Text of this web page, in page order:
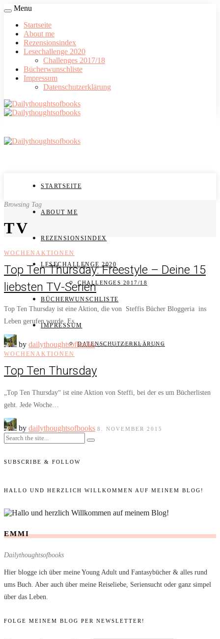
Menu
Startseite
About me
Rezensionsindex
Lesechallenge 2020
Challenges 2017/18
Bücherwunschliste
Impressum
Datenschutzerklärung
STARTSEITE
ABOUT ME
REZENSIONSINDEX
LESECHALLENGE 2020
CHALLENGES 2017/18
BÜCHERWUNSCHLISTE
IMPRESSUM
DATENSCHUTZERKLÄRUNG
Browsing Tag
TV
WOCHENAKTIONEN
Top Ten Thursday: Freestyle – Deine 15
liebsten TV-Serien
Top Ten Thursday ist eine Aktion, die von Steffis Bücher Bloggeria ins
Leben gerufen wurde. Es…
by dailythoughtsofbooks 29. DEZEMBER 2016
WOCHENAKTIONEN
Top Ten Thursday
„Top Ten Thursday“ ist eine Aktion von Steffi, bei der es um Bücherlisten
geht. Jede Woche…
by dailythoughtsofbooks 8. NOVEMBER 2015
SUBSCRIBE & FOLLOW
HALLO UND HERZLICH WILLKOMMEN AUF MEINEM BLOG!
EMMI
Dailythoughtsofbooks
Hier blogge ich über meine Young Adult und Fantasybücher & alles rund
ums Buch. Aber auch über meine Reiseliebe, Seriensucht oder ganz simpel
über das Leben.
FOLGE MEINEM BLOG PER NEWSLETTER!